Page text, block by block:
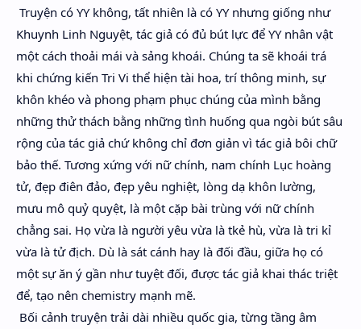
Truyện có YY không, tất nhiên là có YY nhưng giống như
Khuynh Linh Nguyệt, tác giả có đủ bút lực để YY nhân vật
một cách thoải mái và sảng khoái. Chúng ta sẽ khoái trá
khi chứng kiến Tri Vi thể hiện tài hoa, trí thông minh, sự
khôn khéo và phong phạm phục chúng của mình bằng
những thử thách bằng những tình huống qua ngòi bút sâu
rộng của tác giả chứ không chỉ đơn giản vì tác giả bôi chữ
bảo thế. Tương xứng với nữ chính, nam chính Lục hoàng
tử, đẹp điên đảo, đẹp yêu nghiệt, lòng dạ khôn lường,
mưu mô quỷ quyệt, là một cặp bài trùng với nữ chính
chẳng sai. Họ vừa là người yêu vừa là tkẻ hù, vừa là tri kỉ
vừa là tử địch. Dù là sát cánh hay là đối đầu, giữa họ có
một sự ăn ý gần như tuyệt đối, được tác giả khai thác triệt
để, tạo nên chemistry mạnh mẽ.
Bối cảnh truyện trải dài nhiều quốc gia, từng tầng âm